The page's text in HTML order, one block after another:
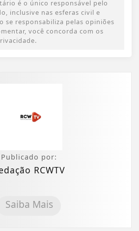
é o único responsável pelo
inclusive nas esferas civil e
se responsabiliza pelas opiniões
você concorda com os
Publicado por:
RCWTV
Saiba Mais